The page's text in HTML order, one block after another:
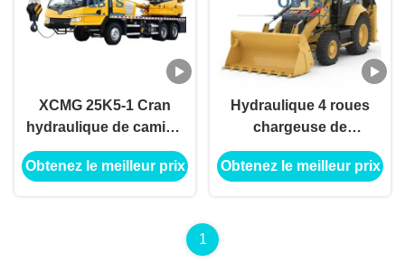
XCMG 25K5-1 Cran
hydraulique de camion
d'occasion Équipement
d'ingénierie de
Obtenez le meilleur prix
Hydraulique 4 roues
chargeuse de
remorqueuse capacité
de seau 4,5 m
Obtenez le meilleur prix
1